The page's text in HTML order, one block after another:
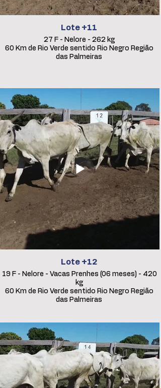
Lote +11
27 F - Nelore - 262 kg
60 Km de Rio Verde sentido Rio Negro Região
das Palmeiras
Lote +12
19 F - Nelore - Vacas Prenhes (06 meses) - 420
kg
60 Km de Rio Verde sentido Rio Negro Região
das Palmeiras